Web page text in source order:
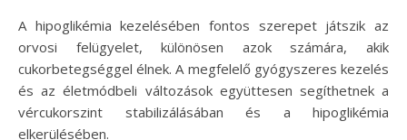
A hipoglikémia kezelésében fontos szerepet játszik az
orvosi felügyelet, különösen azok számára, akik
cukorbetegséggel élnek. A megfelelő gyógyszeres kezelés
és az életmódbeli változások együttesen segíthetnek a
vércukorszint stabilizálásában és a hipoglikémia
elkerülésében.